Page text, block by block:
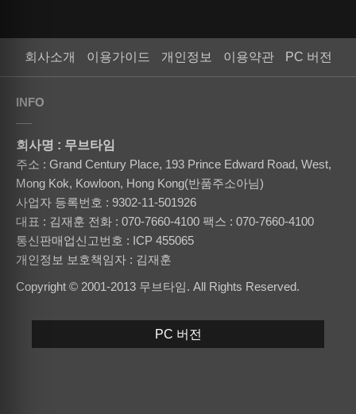
회사소개 이용가이드 개인정보 이용약관 PC 버전
INFO
회사명 : 무브타임
주소 : Grand Century Place, 193 Prince Edward Road, West,
Mong Kok, Kowloon, Hong Kong(반품주소아님)
사업자 등록번호 : 9302-11-501926
대표 : 김재훈 전화 : 070-7660-4100 팩스 : 070-7660-4100
통신판매업신고번호 : ICP 455065
개인정보 보호책임자 : 김재훈
Copyright © 2001-2013 무브타임. All Rights Reserved.
PC 버전